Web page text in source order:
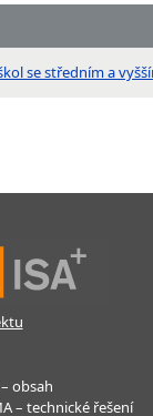
se středním a
obsah
– technické řešení